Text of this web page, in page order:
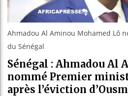
Ahmadou Al Aminou Mohamed Lô
du Sénégal
Sénégal : Ahmadou Al
nommé Premier
après l’éviction